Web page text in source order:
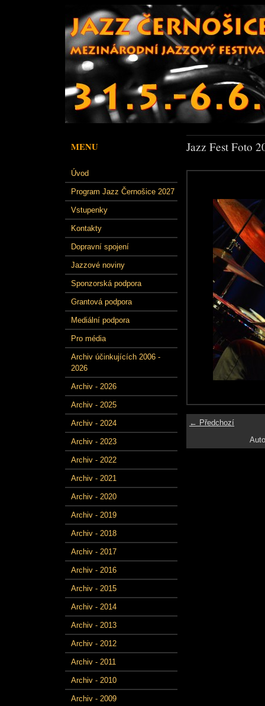
MENU
Úvod
Program Jazz Černošice 2027
Vstupenky
Kontakty
Dopravní spojení
Jazzové noviny
Sponzorská podpora
Grantová podpora
Mediální podpora
Pro média
Archiv účinkujících 2006 -
2026
Archiv - 2026
Archiv - 2025
Archiv - 2024
Archiv - 2023
Archiv - 2022
Archiv - 2021
Archiv - 2020
Archiv - 2019
Archiv - 2018
Archiv - 2017
Archiv - 2016
Archiv - 2015
Archiv - 2014
Archiv - 2013
Archiv - 2012
Archiv - 2011
Archiv - 2010
Archiv - 2009
Jazz Fest Foto
← Předchozí